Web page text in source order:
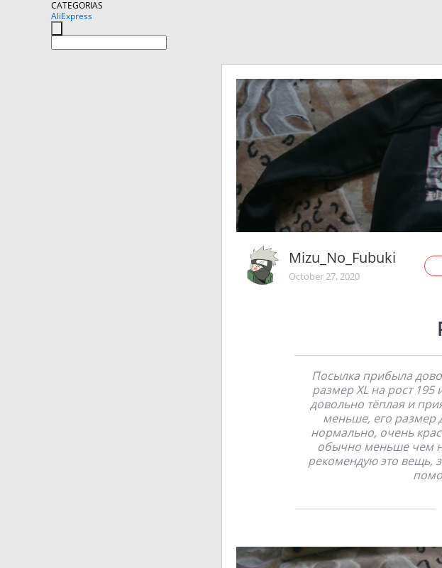
CATEGORIAS
AliExpress
Mizu_No_Fubuki
October 27, 2020
Посылка прибыла
размер XL на рост 195
довольно тёплая и
меньше, его размер
нормально, очень
обычно меньше чем
рекомендую это вещь,